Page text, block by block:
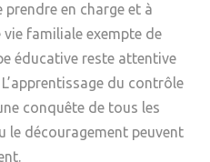
en charge et à
familiale exempte de
éducative reste attentive
du contrôle
conquête de tous les
le découragement peuvent